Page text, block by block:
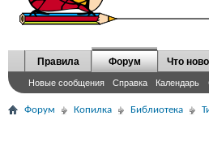
Правила Форум
Новые сообщения Справка Календарь
Что
Форум Копилка Библиотека